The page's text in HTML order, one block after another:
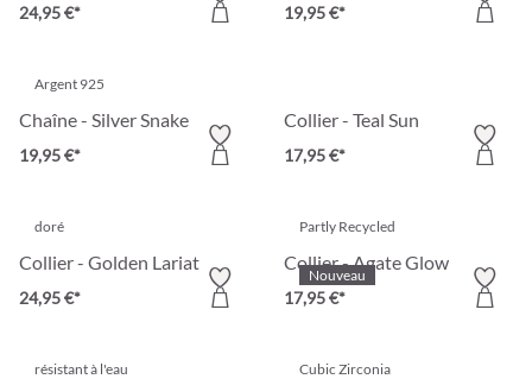
24,95 €* 19,95 €*
Argent 925
Chaîne - Silver Snake
19,95 €*
Collier - Teal Sun
17,95 €*
doré
Collier - Golden Lariat
24,95 €*
Nouveau
Partly Recycled
Collier - Agate Glow
17,95 €*
résistant à l'eau Cubic Zirconia